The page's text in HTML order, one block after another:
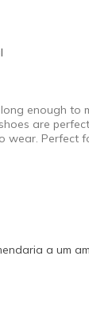
Shoes
enough to
are
wear. Perfect
a um